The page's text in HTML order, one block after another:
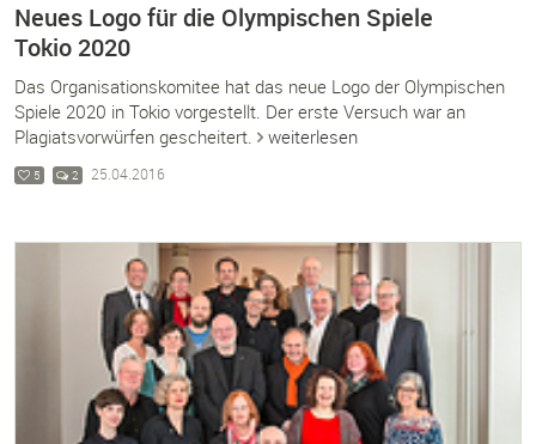
Neues Logo für die Olympischen Spiele
Tokio 2020
Das Organisationskomitee hat das neue Logo der Olympischen
Spiele 2020 in Tokio vorgestellt. Der erste Versuch war an
Plagiatsvorwürfen gescheitert.
weiterlesen
5 2 25.04.2016